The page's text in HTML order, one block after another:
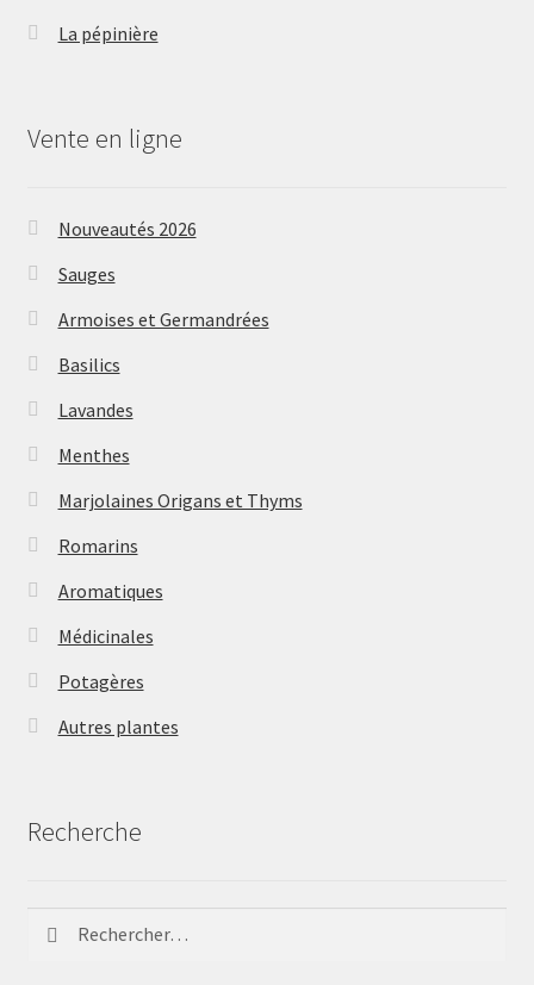
La pépinière
Vente en ligne
Nouveautés 2026
Sauges
Armoises et Germandrées
Basilics
Lavandes
Menthes
Marjolaines Origans et Thyms
Romarins
Aromatiques
Médicinales
Potagères
Autres plantes
Recherche